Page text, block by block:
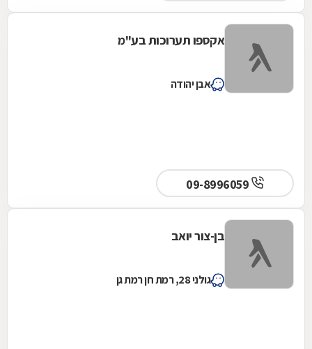
אקספו תערוכות בע"מ
אבן יהודה
בן-צור יואב
גולני 28, רמת חן רמת גן